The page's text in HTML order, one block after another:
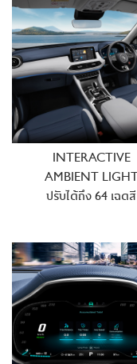
INTERACTIVE
AMBIENT LIGHT
ปรับได้ถึง 64 เฉดสี